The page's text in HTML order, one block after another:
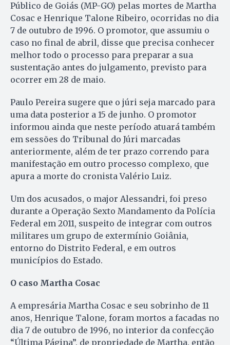
Público de Goiás (MP-GO) pelas mortes de Martha
Cosac e Henrique Talone Ribeiro, ocorridas no dia
7 de outubro de 1996. O promotor, que assumiu o
caso no final de abril, disse que precisa conhecer
melhor todo o processo para preparar a sua
sustentação antes do julgamento, previsto para
ocorrer em 28 de maio.
Paulo Pereira sugere que o júri seja marcado para
uma data posterior a 15 de junho. O promotor
informou ainda que neste período atuará também
em sessões do Tribunal do Júri marcadas
anteriormente, além de ter prazo correndo para
manifestação em outro processo complexo, que
apura a morte do cronista Valério Luiz.
Um dos acusados, o major Alessandri, foi preso
durante a Operação Sexto Mandamento da Polícia
Federal em 2011, suspeito de integrar com outros
militares um grupo de extermínio Goiânia,
entorno do Distrito Federal, e em outros
municípios do Estado.
O caso Martha Cosac
A empresária Martha Cosac e seu sobrinho de 11
anos, Henrique Talone, foram mortos a facadas no
dia 7 de outubro de 1996, no interior da confecção
“Última Página”, de propriedade de Martha, então